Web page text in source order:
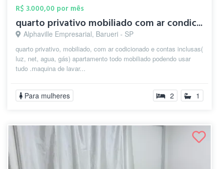
R$ 3.000,00 por mês
quarto privativo mobiliado com ar condic...
Alphaville Empresarial, Barueri - SP
quarto privativo, mobiliado, com ar codicionado e contas inclusas(
luz, net, agua, gás) apartamento todo mobiliado podendo usar
tudo .maquina de lavar...
Para mulheres 2 1